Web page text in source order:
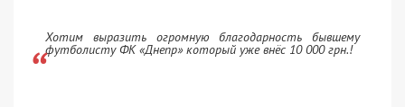
Хотим выразить огромную благодарность бывшему
футболисту ФК «Днепр» который уже внёс 10 000 грн.!